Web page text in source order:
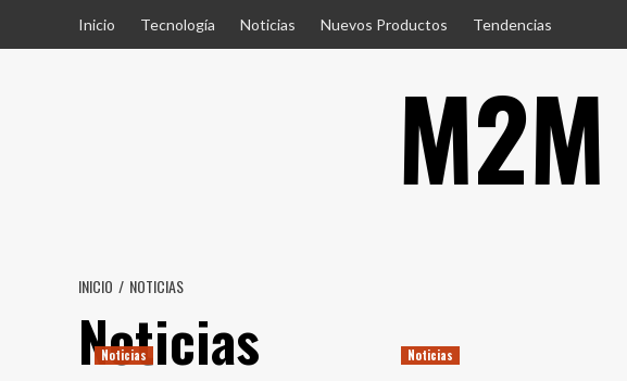
Inicio Tecnología Noticias Nuevos Productos Tendencias
INICIO NOTICIAS
Noticias
Noticias Noticias